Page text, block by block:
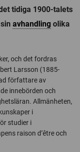
tidiga 1900-talets
avhandling olika
och det fordras
Larsson (1885-
författare av
innebörden och
Allmänheten,
i
studier i
raison d’être och